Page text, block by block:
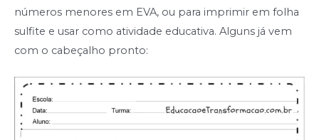
números menores em EVA, ou para imprimir em folha
sulfite e usar como atividade educativa. Alguns já vem
com o cabeçalho pronto: